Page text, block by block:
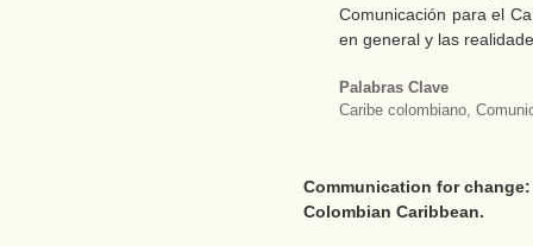
Comunicación para el
en general y las
Palabras Clave
Caribe colombiano,
Communication for
Colombian Caribbean.